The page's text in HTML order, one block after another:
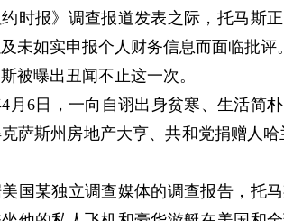
报》调查报道发表之际，托马斯正
未如实申报个人财务信息而面临批评。
曝出丑闻不止这一次。
6日，一向自诩出身贫寒、生活简朴
萨斯州房地产大亨、共和党捐赠人
某独立调查媒体的调查报告，托马